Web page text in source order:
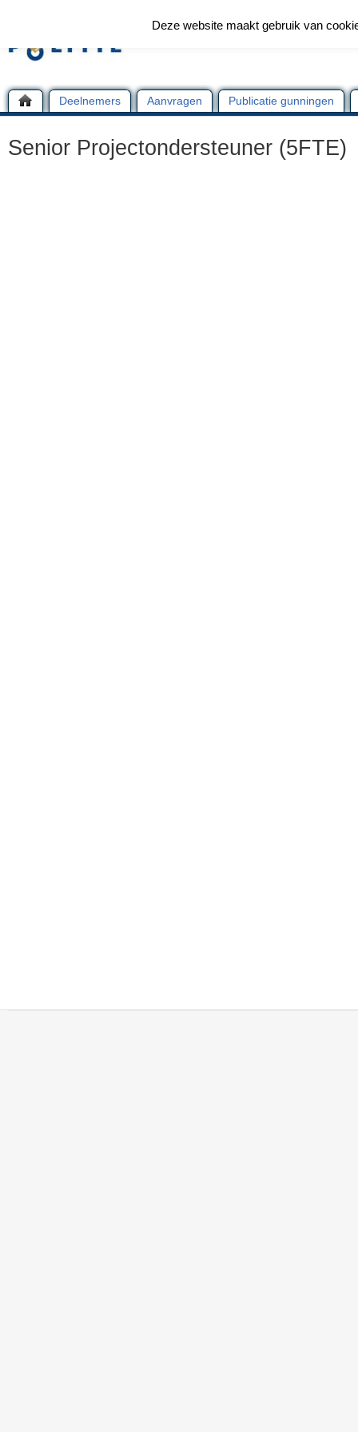
Deelnemers Aanvragen Publicatie gunningen
Senior Projectondersteuner (5FTE)
Deze website maakt gebruik van